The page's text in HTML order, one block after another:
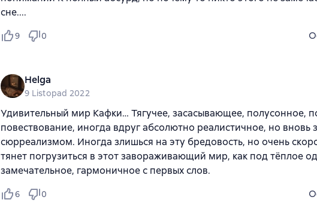
сне....
9 0
Helga
9 Listopad 2022
Удивительный мир Кафки… Тягучее, засасывающее, полусонное,
повествование, иногда вдруг абсолютно реалистичное, но вновь
сюрреализмом. Иногда злишься на эту бредовость, но очень
тянет погрузиться в этот завораживающий мир, как под тёплое
замечательное, гармоничное с первых слов.
6 0